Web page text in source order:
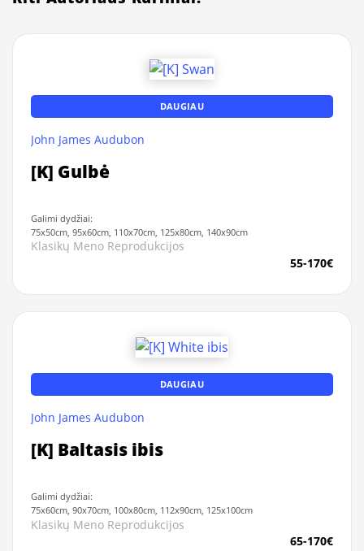
DAUGIAU
John James Audubon
[K] Gulbė
Galimi dydžiai:
75x50cm, 95x60cm, 110x70cm, 125x80cm, 140x90cm
Klasikų Meno Reprodukcijos
55-170€
DAUGIAU
John James Audubon
[K] Baltasis ibis
Galimi dydžiai:
75x60cm, 90x70cm, 100x80cm, 112x90cm, 125x100cm
Klasikų Meno Reprodukcijos
65-170€